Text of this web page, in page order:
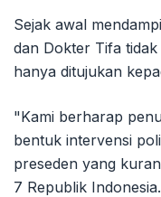
Sejak awal
dan Dokter Tifa
hanya ditujukan
"Kami berharap
bentuk intervensi
preseden yang
7 Republik Indonesia.